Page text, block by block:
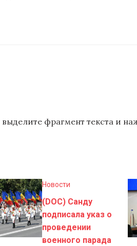
фрагмент текста и
Новости
(DOC) Санду
подписала указ о
проведении
военного парада